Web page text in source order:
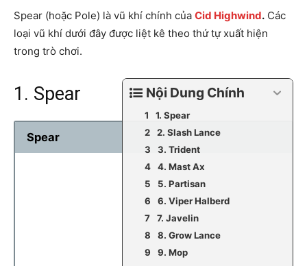
Spear (hoặc Pole) là vũ khí chính của Cid Highwind. Các
loại vũ khí dưới đây được liệt kê theo thứ tự xuất hiện
trong trò chơi.
Nội Dung Chính
1. Spear
2. Slash Lance
3. Trident
4. Mast Ax
5. Partisan
6. Viper Halberd
7. Javelin
8. Grow Lance
9. Mop
1. Spear
Spear